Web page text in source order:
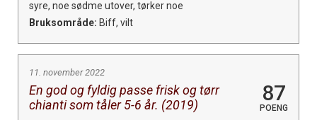
syre, noe sødme utover, tørker noe
Bruksområde: Biff, vilt
11. november 2022
En god og fyldig passe frisk og tørr
chianti som tåler 5-6 år. (2019)
87
POENG